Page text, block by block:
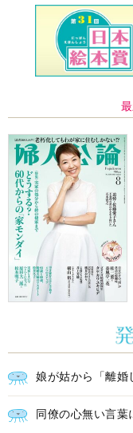
娘が姑から「離婚
同僚の心無い言葉